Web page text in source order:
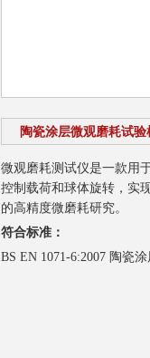
陶瓷涂层微观磨耗试
微观磨耗测试仪是一款用
控制载荷和球体旋转，实
的高精度微磨耗研究。
符合标准：
BS EN 1071-6:2007 陶瓷